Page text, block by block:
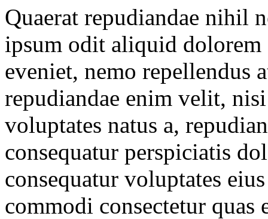
Quaerat repudiandae nihil
ipsum odit aliquid
eveniet, nemo repellendus
repudiandae enim velit,
voluptates natus a,
consequatur perspiciatis
consequatur voluptates
commodi consectetur